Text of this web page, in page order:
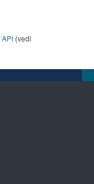
API (vedi